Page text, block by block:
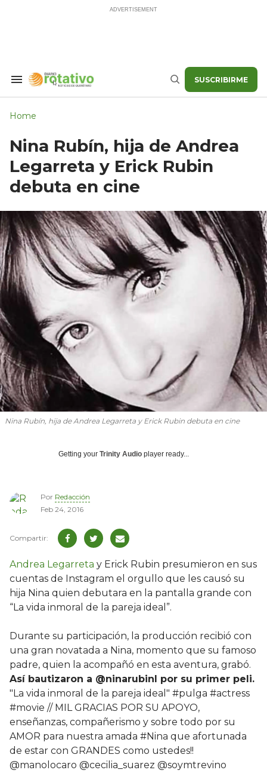
Search
Buscar SUSCRIBIRME
Home
Nina Rubín, hija de Andrea
Legarreta y Erick Rubin
debuta en cine
Nina Rubín, hija de Andrea Legarreta y Erick Rubin debuta en cine
Getting your Trinity Audio player ready...
Por Redacción
Feb 24, 2016
Andrea Legarreta y Erick Rubin presumieron en sus
cuentas de Instagram el orgullo que les causó su
hija Nina quien debutara en la pantalla grande con
“La vida inmoral de la pareja ideal”.
Durante su participación, la producción recibió con
una gran novatada a Nina, momento que su famoso
padre, quien la acompañó en esta aventura, grabó.
Así bautizaron a @ninarubinl por su primer peli.
"La vida inmoral de la pareja ideal" #pulga #actress
#movie // MIL GRACIAS POR SU APOYO,
enseñanzas, compañerismo y sobre todo por su
AMOR para nuestra amada #Nina que afortunada
de estar con GRANDES como ustedes!!
@manolocaro @cecilia_suarez @soymtrevino